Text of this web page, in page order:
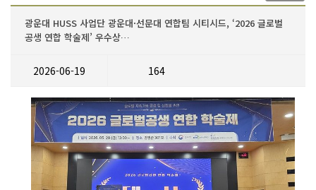
광운대 HUSS 사업단 광운대·선문대 연합팀 시티시드, ‘2026 글로벌
공생 연합 학술제’ 우수상…
2026-06-19 164